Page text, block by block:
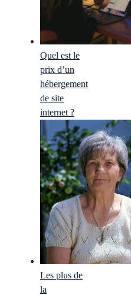
Quel est le
prix d’un
hébergement
de site
internet ?
Les plus de
la